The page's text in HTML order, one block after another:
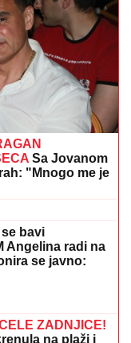
Sa Jovanom
"Mnogo me je
spreman,
Ju-Es open
se javno: